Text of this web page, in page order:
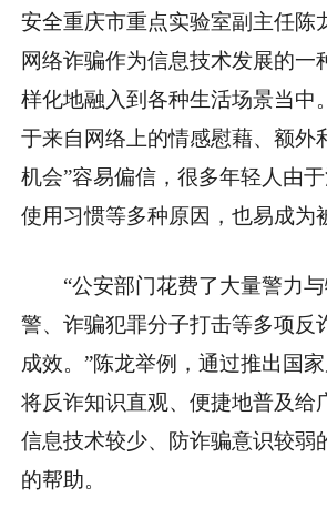
安全重庆市重点实验室副主任陈
网络诈骗作为信息技术发展的一
样化地融入到各种生活场景当中
于来自网络上的情感慰藉、额外
机会”容易偏信，很多年轻人由
使用习惯等多种原因，也易成为
“公安部门花费了大量警力
警、诈骗犯罪分子打击等多项反
成效。”陈龙举例，通过推出国家
将反诈知识直观、便捷地普及给
信息技术较少、防诈骗意识较弱
的帮助。